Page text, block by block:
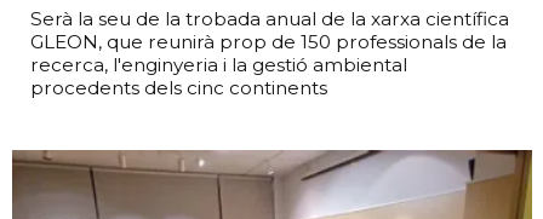
Serà la seu de la trobada anual de la xarxa científica
GLEON, que reunirà prop de 150 professionals de la
recerca, l'enginyeria i la gestió ambiental
procedents dels cinc continents